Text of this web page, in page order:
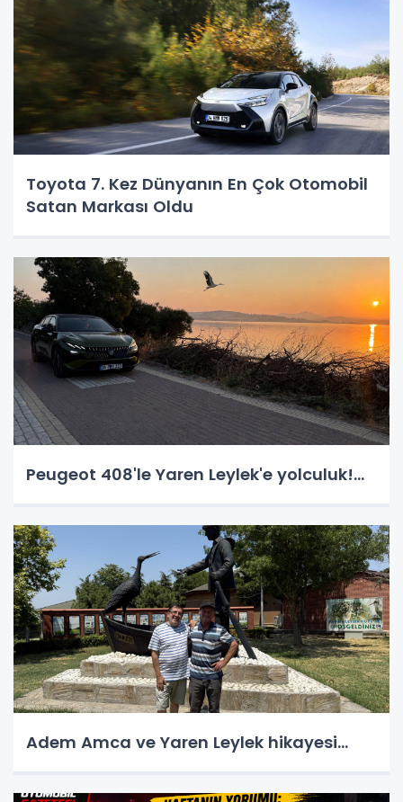
Toyota 7. Kez Dünyanın En Çok Otomobil
Satan Markası Oldu
Peugeot 408'le Yaren Leylek'e yolculuk!...
Adem Amca ve Yaren Leylek hikayesi...